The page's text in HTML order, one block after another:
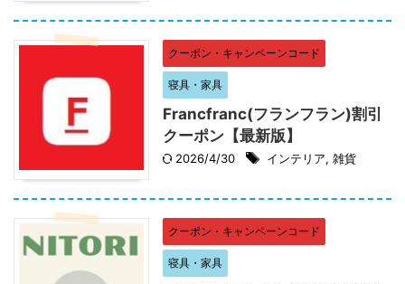
クーポン・キャンペーンコード
寝具・家具
Francfranc(フランフラン)割引
クーポン【最新版】
2026/4/30 インテリア, 雑貨
クーポン・キャンペーンコード
寝具・家具